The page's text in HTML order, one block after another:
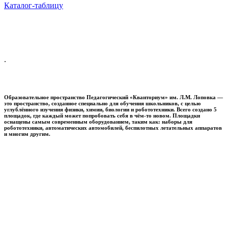
Каталог-таблицу
.
Образовательное пространство Педагогический «Кванториум» им. Л.М. Лоповка —
это пространство, созданное специально для обучения школьников, с целью
углублённого изучения физики, химии, биологии и робототехники. Всего создано 5
площадок, где каждый может попробовать себя в чём-то новом. Площадки
оснащены самым современным оборудованием, таким как: наборы для
робототехники, автоматических автомобилей, беспилотных летательных аппаратов
и многим другим.